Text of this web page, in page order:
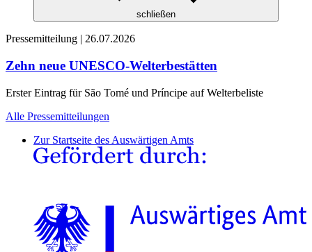
schließen
Pressemitteilung | 26.07.2026
Zehn neue UNESCO-Welterbestätten
Erster Eintrag für São Tomé und Príncipe auf Welterbeliste
Alle Pressemitteilungen
Zur Startseite des Auswärtigen Amts